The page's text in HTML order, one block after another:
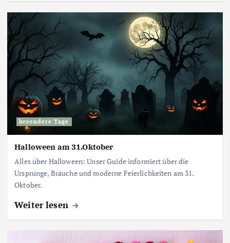
besondere Tage
Halloween am 31.Oktober
Alles über Halloween: Unser Guide informiert über die
Ursprünge, Bräuche und moderne Feierlichkeiten am 31.
Oktober.
Weiter lesen